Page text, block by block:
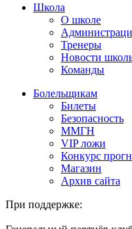
Школа
О школе
Тренеры
Новости
Команды
Болельщикам
Билеты
Безопасность
ММГН
VIP ложи
Конкурс
Магазин
Архив сайта
При поддержке: